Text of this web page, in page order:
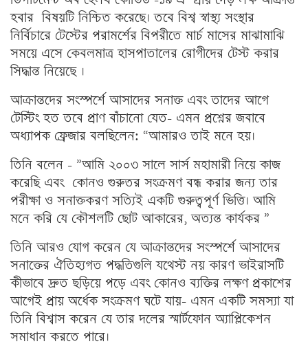
হবার বিষয়টি নিশ্চিত করেছে। তবে বিশ্ব স্বাস্থ্য সংস্থার
নির্বিচারে টেস্টের পরামর্শের বিপরীতে মার্চ মাসের মাঝামাঝি
সময়ে এসে কেবলমাত্র হাসপাতালের রোগীদের টেস্ট করার
সিদ্ধান্ত নিয়েছে ।
আক্রান্তদের সংস্পর্শে আসাদের সনাক্ত এবং তাদের আগে
টেস্টিং হত তবে প্রাণ বাঁচানো যেত- এমন প্রশ্নের জবাবে
অধ্যাপক ফ্রেজার বলছিলেন: “আমারও তাই মনে হয়।
তিনি বলেন – ”আমি ২০০৩ সালে সার্স মহামারী নিয়ে কাজ
করেছি এবং কোনও গুরুতর সংক্রমণ বন্ধ করার জন্য তার
পরীক্ষা ও সনাক্তকরণ সত্যিই একটি গুরুত্বপূর্ণ ভিত্তি। আমি
মনে করি যে কৌশলটি ছোট আকারের, অত্যন্ত কার্যকর ”
তিনি আরও যোগ করেন যে আক্রান্তদের সংস্পর্শে আসাদের
সনাক্তের ঐতিহ্যগত পদ্ধতিগুলি যথেস্ট নয় কারণ ভাইরাসটি
কীভাবে দ্রুত ছড়িয়ে পড়ে এবং কোনও ব্যক্তির লক্ষণ প্রকাশের
আগেই প্রায় অর্ধেক সংক্রমণ ঘটে যায়- এমন একটি সমস্যা যা
তিনি বিশ্বাস করেন যে তার দলের স্মার্টফোন অ্যাপ্লিকেশন
সমাধান করতে পারে।